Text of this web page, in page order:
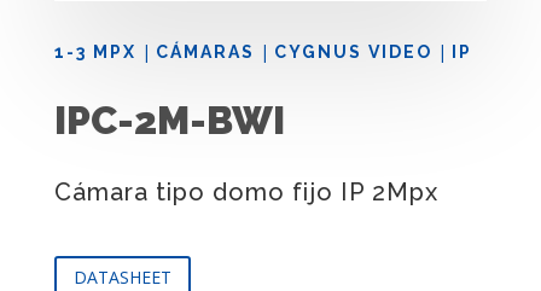
1-3 MPX | CÁMARAS | CYGNUS VIDEO | IP
IPC-2M-BWI
Cámara tipo domo fijo IP 2Mpx
DATASHEET